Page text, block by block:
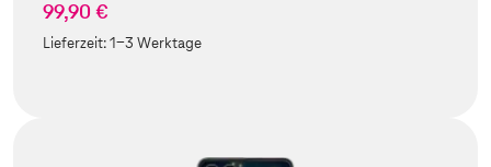
99,90 €
Lieferzeit:1-3 Werktage